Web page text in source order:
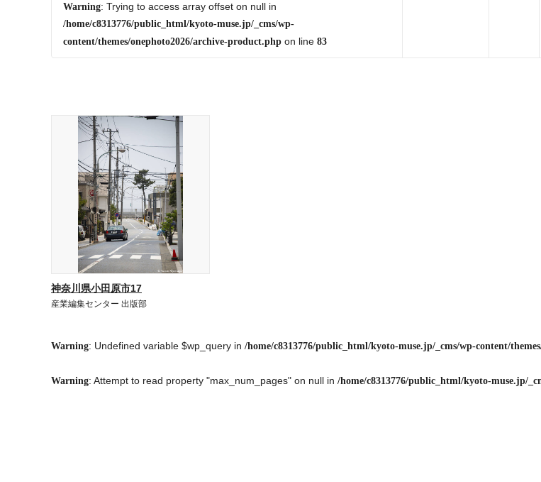
Warning: Trying to access array offset on null in
/home/c8313776/public_html/kyoto-muse.jp/_cms/wp-
content/themes/onephoto2026/archive-product.php on line 83
神奈川県小田原市17
産業編集センター 出版部
Warning: Undefined variable $wp_query in /home/c8313776/public_html/kyoto-muse.jp/_cms/wp-content/
Warning: Attempt to read property "max_num_pages" on null in /home/c8313776/public_html/kyoto-muse.jp/